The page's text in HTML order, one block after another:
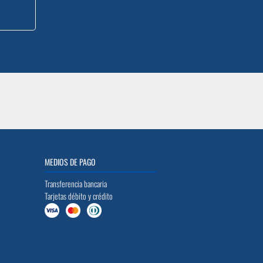
MEDIOS DE PAGO
Transferencia bancaria
Tarjetas débito y crédito